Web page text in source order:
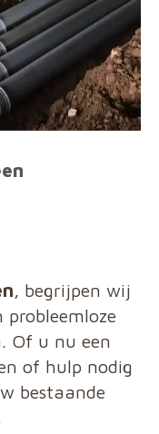
, begrijpen wij
Of u nu een
of hulp nodig
bestaande